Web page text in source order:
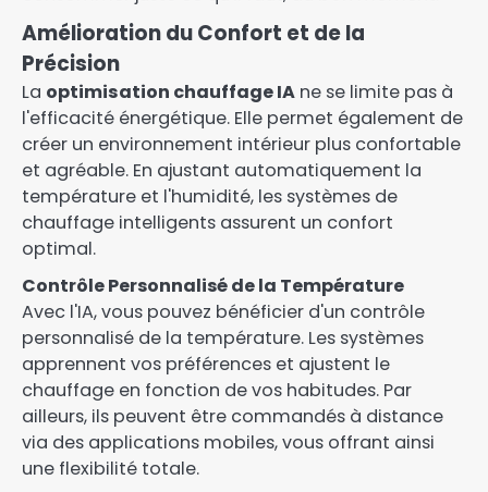
Amélioration du Confort et de la
Précision
La optimisation chauffage IA ne se limite pas à
l'efficacité énergétique. Elle permet également de
créer un environnement intérieur plus confortable
et agréable. En ajustant automatiquement la
température et l'humidité, les systèmes de
chauffage intelligents assurent un confort
optimal.
Contrôle Personnalisé de la Température
Avec l'IA, vous pouvez bénéficier d'un contrôle
personnalisé de la température. Les systèmes
apprennent vos préférences et ajustent le
chauffage en fonction de vos habitudes. Par
ailleurs, ils peuvent être commandés à distance
via des applications mobiles, vous offrant ainsi
une flexibilité totale.